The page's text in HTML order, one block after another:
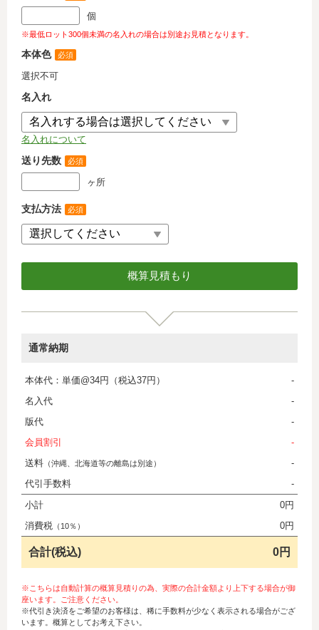
個
※最低ロット300個未満の名入れの場合は別途お見積となります。
本体色 必須
選択不可
名入れ
名入れについて
送り先数 必須
ヶ所
支払方法 必須
通常納期
本体代：単価@34円（税込37円）
-
名入代
-
版代
-
会員割引
-
送料 （沖縄、北海道等の離島は別途）
-
代引手数料
-
小計
0円
消費税 （10％） 0円
合計(税込) 0円
※こちらは自動計算の概算見積りの為、実際の合計金額より上下する場合が御
座います。ご注意ください。
※代引き決済をご希望のお客様は、稀に手数料が少なく表示される場合がござ
います。概算としてお考え下さい。